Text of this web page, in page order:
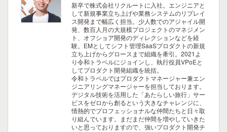
新卒で株式会社リクルートに入社。エンジニアと
して新規事業立ち上げや業務システムのリプレイ
ス開発まで幅広く担当。少人数でのアジャイル開
発、数百人月の大規模プロジェクトのマネジメン
ト、オフショア開発のディレクションなどを経
験。EMとしてシフト管理SaaSプロダクトの新規
立ち上げからグロースまで組織を牽引。2021よ
り令和トラベルにジョインし、執行役員VPoEと
してプロダクト開発組織を統括。
令和トラベルではプロダクトマネージャー兼エン
ジニアリングマネージャーを担当しております。
デジタル技術を活用した「あたらしい旅行」サー
ビスをゼロから創るという大きなチャレンジに、
情熱的でプロフェッショナルな仲間たちと日々取
り組んでいます。まだまだ仲間を増やしていきた
いと思っておりますので、強いプロダクト開発チ